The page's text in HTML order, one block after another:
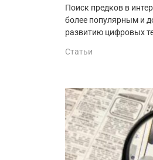
Поиск предков в
более популярным и
развитию цифровых
Статьи